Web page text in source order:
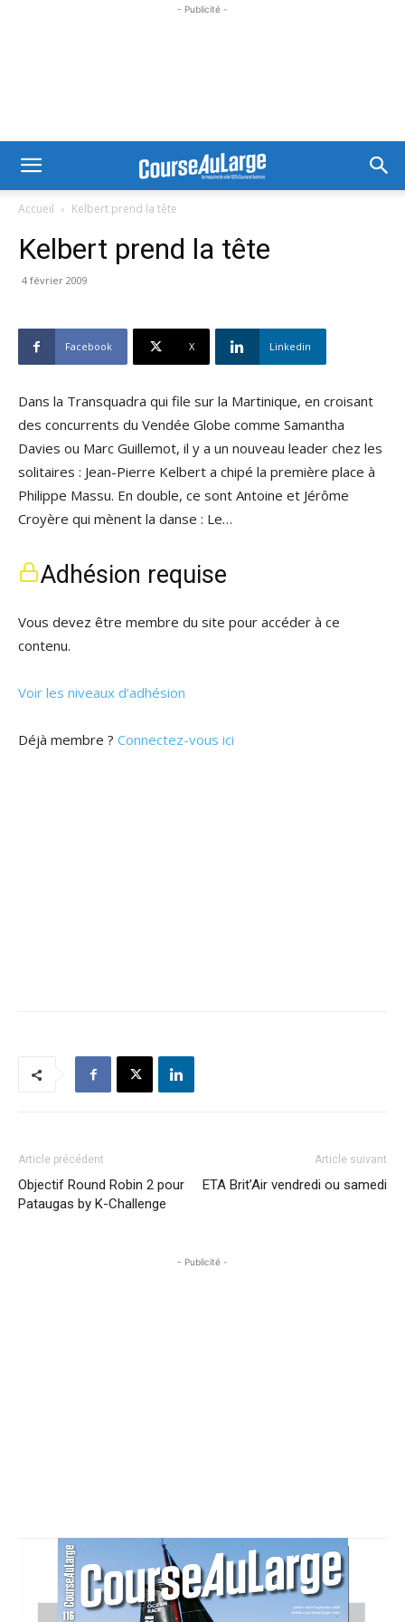
- Publicité -
Accueil Kelbert prend la tête
Kelbert prend la tête
4 février 2009
Facebook X Linkedin
Dans la Transquadra qui file sur la Martinique, en croisant
des concurrents du Vendée Globe comme Samantha
Davies ou Marc Guillemot, il y a un nouveau leader chez les
solitaires : Jean-Pierre Kelbert a chipé la première place à
Philippe Massu. En double, ce sont Antoine et Jérôme
Croyère qui mènent la danse : Le…
Adhésion requise
Vous devez être membre du site pour accéder à ce
contenu.
Voir les niveaux d’adhésion
Déjà membre ? Connectez-vous ici
Article précédent
Objectif Round Robin 2 pour
Pataugas by K-Challenge
Article suivant
ETA Brit’Air vendredi ou samedi
- Publicité -